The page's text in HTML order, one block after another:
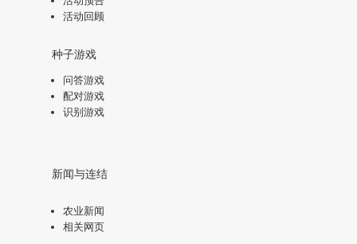
活动回顾
种子游戏
问答游戏
配对游戏
识别游戏
新闻与连结
农业新闻
相关网页